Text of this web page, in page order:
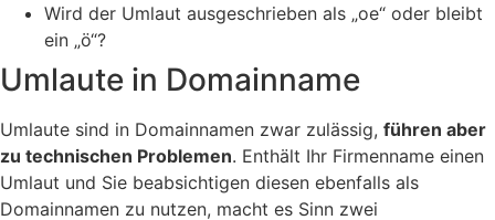
Wird der Umlaut ausgeschrieben als „oe“ oder bleibt
ein „ö“?
Umlaute in Domainname
Umlaute sind in Domainnamen zwar zulässig, führen aber
zu technischen Problemen. Enthält Ihr Firmenname einen
Umlaut und Sie beabsichtigen diesen ebenfalls als
Domainnamen zu nutzen, macht es Sinn zwei